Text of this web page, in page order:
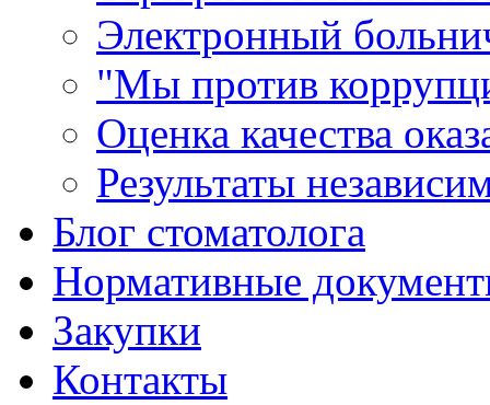
Электронный
"Мы против
Оценка качества
Результаты
Блог стоматолога
Нормативные
Закупки
Контакты